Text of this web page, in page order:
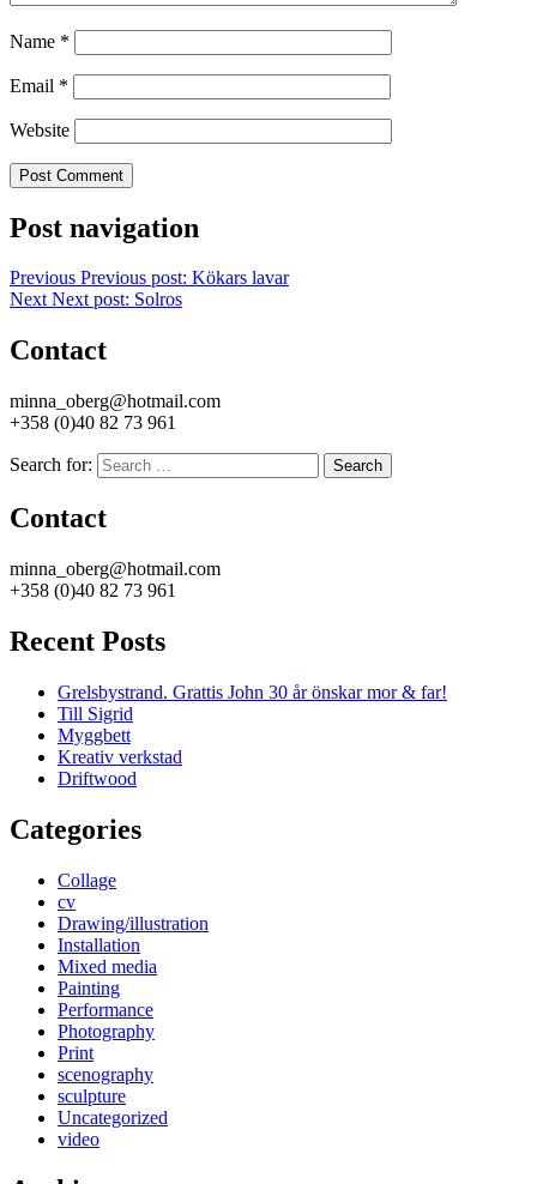
Name *
Email *
Website
Post navigation
Previous Previous post: Kökars lavar
Next Next post: Solros
Contact
minna_oberg@hotmail.com
+358 (0)40 82 73 961
Search for: Search
Contact
minna_oberg@hotmail.com
+358 (0)40 82 73 961
Recent Posts
Grelsbystrand. Grattis John 30 år önskar mor & far!
Till Sigrid
Myggbett
Kreativ verkstad
Driftwood
Categories
Collage
cv
Drawing/illustration
Installation
Mixed media
Painting
Performance
Photography
Print
scenography
sculpture
Uncategorized
video